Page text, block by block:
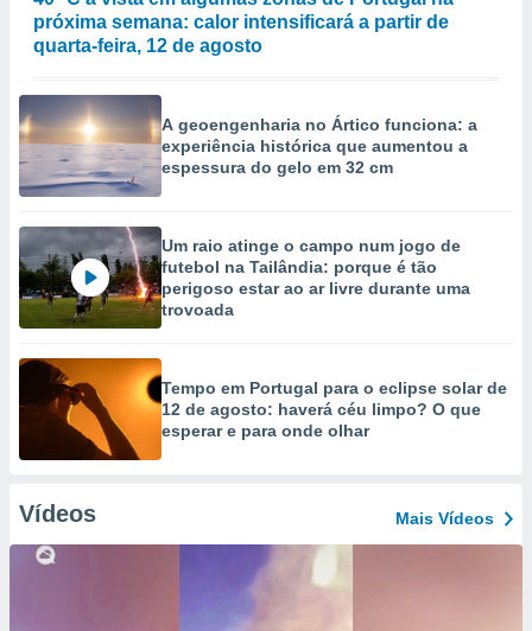
próxima semana: calor intensificará a partir de
quarta-feira, 12 de agosto
A geoengenharia no Ártico funciona: a
experiência histórica que aumentou a
espessura do gelo em 32 cm
Um raio atinge o campo num jogo de
futebol na Tailândia: porque é tão
perigoso estar ao ar livre durante uma
trovoada
Tempo em Portugal para o eclipse solar de
12 de agosto: haverá céu limpo? O que
esperar e para onde olhar
Vídeos Mais Vídeos